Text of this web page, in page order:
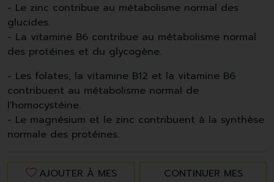
- Le zinc contribue au métabolisme normal des
glucides.
- La vitamine B6 contribue au métabolisme normal
des protéines et du glycogène.
- Les folates, la vitamine B12 et la vitamine B6
contribuent au métabolisme normal de
l'homocystéine.
- Le magnésium et le zinc contribuent à la synthèse
normale des protéines.
AJOUTER À MES
CONTINUER MES